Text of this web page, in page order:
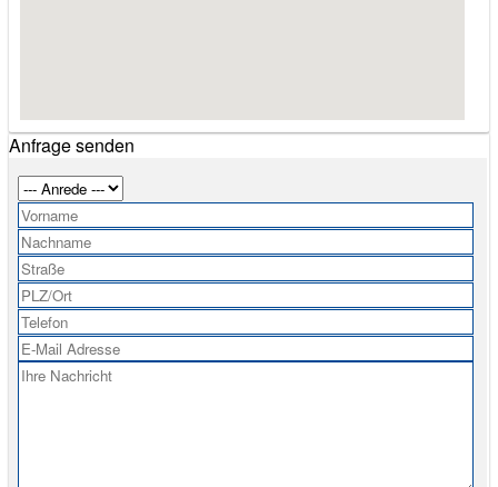
Anfrage senden